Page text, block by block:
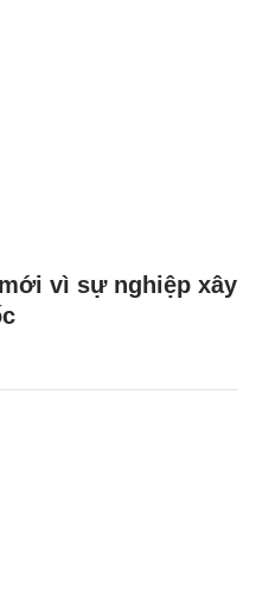
vì sự nghiệp xây